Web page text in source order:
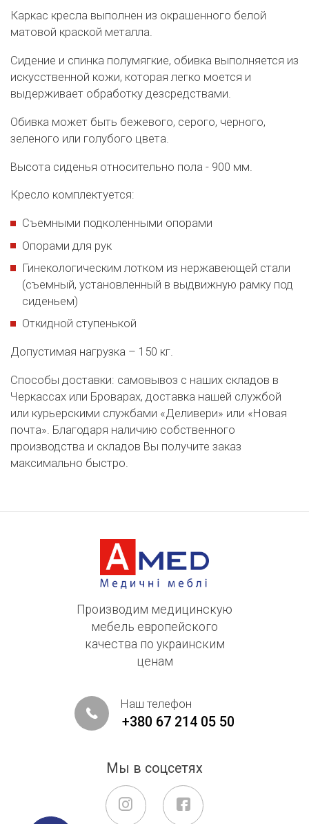
Каркас кресла выполнен из окрашенного белой
матовой краской металла.
Сидение и спинка полумягкие, обивка выполняется из
искусственной кожи, которая легко моется и
выдерживает обработку дезсредствами.
Обивка может быть бежевого, серого, черного,
зеленого или голубого цвета.
Высота сиденья относительно пола - 900 мм.
Кресло комплектуется:
Съемными подколенными опорами
Опорами для рук
Гинекологическим лотком из нержавеющей стали
(съемный, установленный в выдвижную рамку под
сиденьем)
Откидной ступенькой
Допустимая нагрузка – 150 кг.
Способы доставки: самовывоз с наших складов в
Черкассах или Броварах, доставка нашей службой
или курьерскими службами «Деливери» или «Новая
почта». Благодаря наличию собственного
производства и складов Вы получите заказ
максимально быстро.
Производим медицинскую
мебель европейского
качества по украинским
ценам
Наш телефон
+380 67 214 05 50
Мы в соцсетях